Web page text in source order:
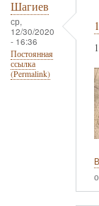
Шагиев
ср,
12/30/2020
- 16:36
Постоянная
ссылка
(Permalink)